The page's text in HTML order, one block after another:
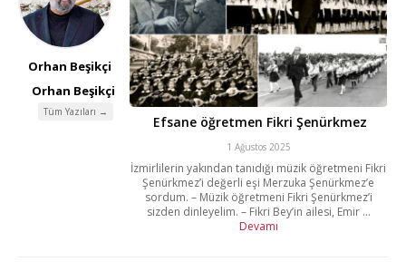
Orhan Beşikçi
Orhan Beşikçi
Tüm Yazıları →
Efsane öğretmen Fikri Şenürkmez
1 Ağustos 2025
İzmirlilerin yakından tanıdığı müzik öğretmeni Fikri
Şenürkmez’i değerli eşi Merzuka Şenürkmez’e
sordum. – Müzik öğretmeni Fikri Şenürkmez’i
sizden dinleyelim. – Fikri Bey’in ailesi, Emir ...
Devamı